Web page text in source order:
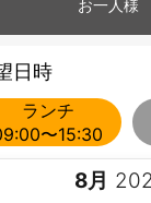
お一人様
日時
ランチ
〜15:30
8月